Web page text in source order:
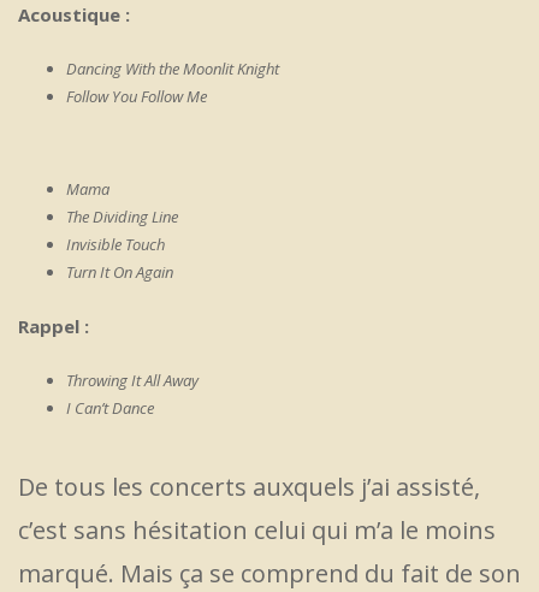
Acoustique :
Dancing With the Moonlit Knight
Follow You Follow Me
Mama
The Dividing Line
Invisible Touch
Turn It On Again
Rappel :
Throwing It All Away
I Can’t Dance
De tous les concerts auxquels j’ai assisté,
c’est sans hésitation celui qui m’a le moins
marqué. Mais ça se comprend du fait de son